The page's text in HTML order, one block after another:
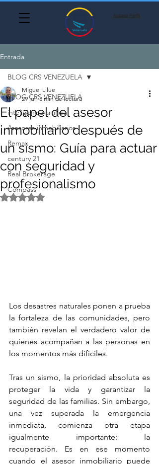
Acceso Perfil
Entrada
BLOG CRS VENEZUELA
inteligencia artificial
Asesores inmobiliarios
Remax
century 21
Real Brokerage
Compass
BLOG CRS VENEZUELA
El papel del asesor
inmobiliario después de
un sismo: Guía para actuar
con seguridad y
profesionalismo
Miguel Lilue
29 jun 3 min de lectura
Obtuvo NaN de 5 estrellas.
Los desastres naturales ponen a prueba
la fortaleza de las comunidades, pero
también revelan el verdadero valor de
quienes acompañan a las personas en
los momentos más difíciles.
Tras un sismo, la prioridad absoluta es
proteger la vida y garantizar la
seguridad de las familias. Sin embargo,
una vez superada la emergencia
inmediata, comienza otra etapa
igualmente importante: la
recuperación. Es en ese momento
cuando el asesor inmobiliario puede